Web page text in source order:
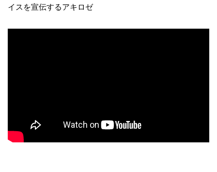
イスを宣伝するアキロゼ